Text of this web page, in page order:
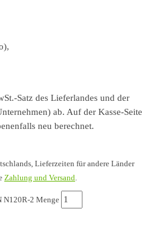
Satz des Lieferlandes und der
ab. Auf der Kasse-Seite
neu berechnet.
Lieferzeiten für andere Länder
Zahlung und Versand
N120R-2 Menge